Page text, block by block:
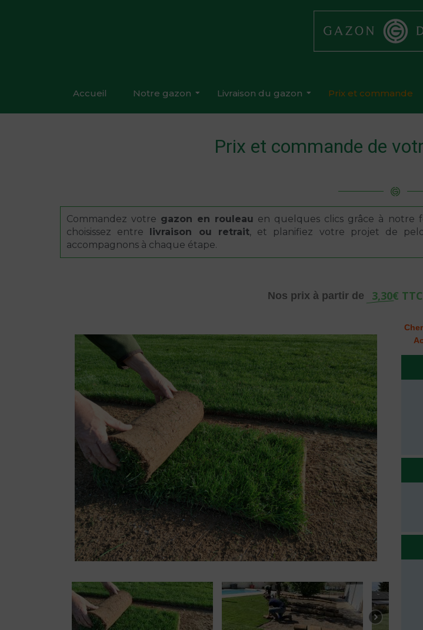
Accueil Notre gazon Livraison du gazon Prix et commande
Prix et commande de
Commandez votre gazon en rouleau en quelques clics grâce à notre
choisissez entre livraison ou retrait, et planifiez votre projet de
accompagnons à chaque étape.
Nos prix à partir de 3,30€